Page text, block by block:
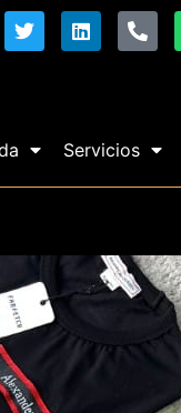
Servicios